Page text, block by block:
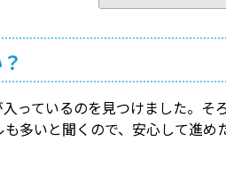
っているのを見つけました。そ
多いと聞くので、安心して進め